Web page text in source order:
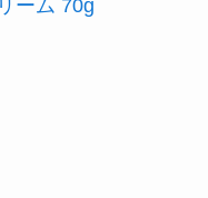
ーム 70g